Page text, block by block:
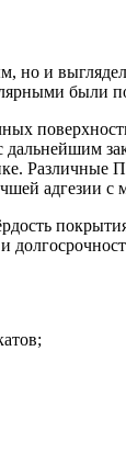
и
были
адгезии с